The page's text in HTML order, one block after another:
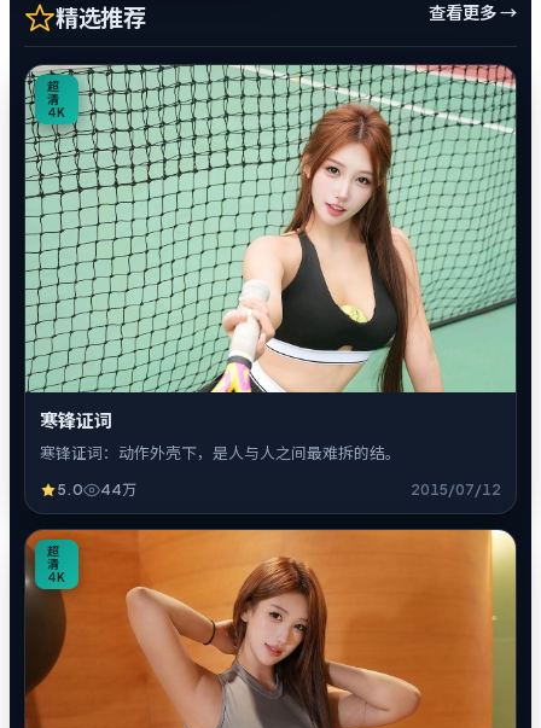
精选推荐 查看更多 →
超
清
4K
寒锋证词
寒锋证词：动作外壳下，是人与人之间最难拆的结。
5.0 44万 2015/07/12
超
清
4K